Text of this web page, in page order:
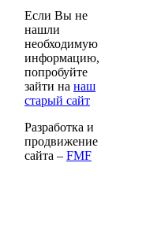
Если Вы не
нашли
необходимую
информацию,
попробуйте
зайти на наш
старый сайт
Разработка и
продвижение
сайта – FMF